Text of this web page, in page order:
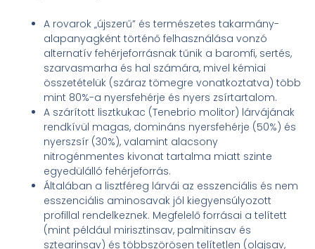
A rovarok „újszerű” és természetes takarmány-
alapanyagként történő felhasználása vonzó
alternatív fehérjeforrásnak tűnik a baromfi, sertés,
szarvasmarha és hal számára, mivel kémiai
összetételük (száraz tömegre vonatkoztatva) több
mint 80%-a nyersfehérje és nyers zsírtartalom.
A szárított lisztkukac (Tenebrio molitor) lárvájának
rendkívül magas, domináns nyersfehérje (50%) és
nyerszsír (30%), valamint alacsony
nitrogénmentes kivonat tartalma miatt szinte
egyedülálló fehérjeforrás.
Általában a lisztféreg lárvái az esszenciális és nem
esszenciális aminosavak jól kiegyensúlyozott
profillal rendelkeznek. Megfelelő forrásai a telített
(mint például mirisztinsav, palmitinsav és
sztearinsav) és többszörösen telítetlen (olajsav,